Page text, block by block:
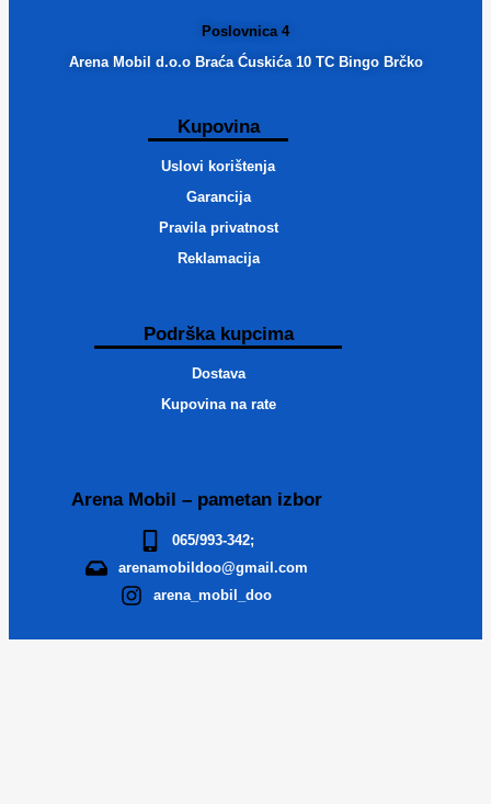
Poslovnica 4
Arena Mobil d.o.o Braća Ćuskića 10 TC Bingo Brčko
Kupovina
Uslovi korištenja
Garancija
Pravila privatnost
Reklamacija
Podrška kupcima
Dostava
Kupovina na rate
Arena Mobil – pametan izbor
065/993-342;
arenamobildoo@gmail.com
arena_mobil_doo